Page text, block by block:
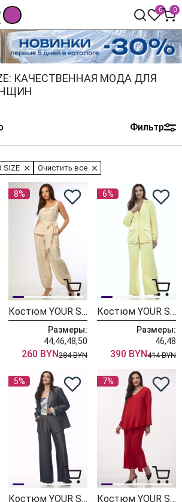
0 0
КАЧЕСТВЕННАЯ МОДА ДЛЯ
Фильтр
SIZE Очистить все
8%
Костюм YOUR SIZE 2279 сливочно-кремовый
Размеры:
44,46,48,50
260 BYN284 BYN
6%
Костюм YOUR SIZE 2278 светло-желтый
Размеры:
46,48
390 BYN414 BYN
5%
Костюм YOUR SIZE 2276 графитовый
7%
Костюм YOUR SIZE 2275 красный